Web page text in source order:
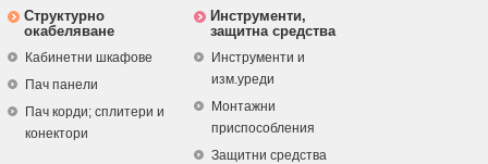
Структурно
окабеляване
Кабинетни шкафове
Пач панели
Пач корди; сплитери и
конектори
Инструменти,
защитна средства
Инструменти и
изм.уреди
Монтажни
приспособления
Защитни средства